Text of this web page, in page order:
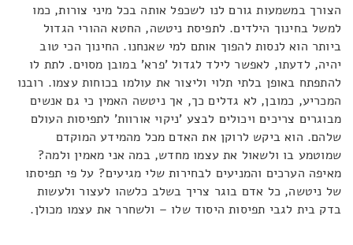
הצורך במשמעות גורם לנו לשכפל אותה בכל מיני צורות, כמו
למשל בחינוך הילדים. לתפיסת ניטשה, החטא ההורי הגדול
ביותר הוא לנסות להפוך אותם למי שאנחנו. החינוך הכי טוב
יהיה, לדעתו, לאפשר לילד לגדול 'פרא' במובן מסוים. לתת לו
להתפתח באופן בלתי תלוי וליצור את עולמו בכוחות עצמו. רובנו
המכריע, כמובן, לא גדלים כך, אך ניטשה האמין כי גם אנשים
מבוגרים צריכים ויכולים לבצע 'ניקוי אורוות' לתפיסות העולם
שלהם. הוא ביקש לרוקן את האדם מכל מהמידע המוקדם
שמוטמע בו ולשאול את עצמו מחדש, במה אני מאמין ולמה?
מאיפה הערכים והמניעים לבחירות שלי מגיעים? על פי תפיסתו
של ניטשה, כל אדם בוגר צריך בשלב כלשהו לעצור ולעשות
בדק בית לגבי תפיסות היסוד שלו – ולשחרר את עצמו מכולן.